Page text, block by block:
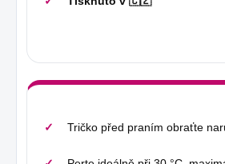
Tričko před praním obraťte